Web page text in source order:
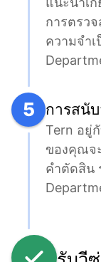
การตรว
ความจำ
5 การสนั
Tern อยู่
ของคุณจ
คำตัดสิน